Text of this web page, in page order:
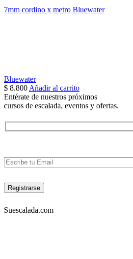
7mm cordino x metro Bluewater
Bluewater
$ 8.800 Añadir al carrito
Entérate de nuestros próximos
cursos de escalada, eventos y ofertas.
Suescalada.com